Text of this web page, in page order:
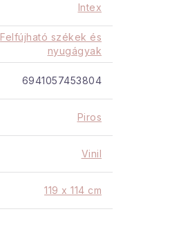
Intex
Felfújható székek és
nyugágyak
6941057453804
Piros
Vinil
119 x 114 cm